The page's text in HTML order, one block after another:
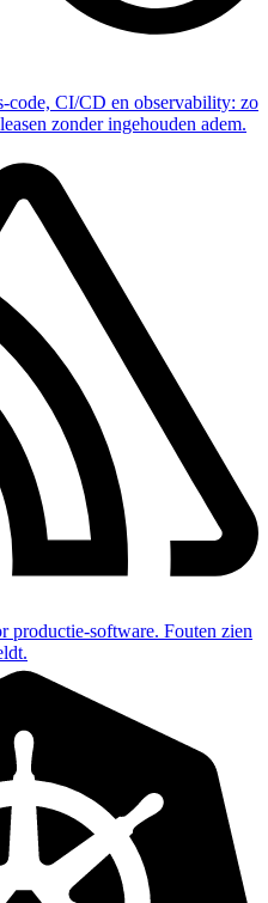
code, CI/CD en observability: zo
zonder ingehouden adem.
productie-software. Fouten zien